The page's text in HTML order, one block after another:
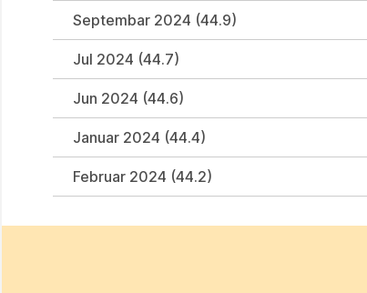
Septembar 2024 (44.9)
Jul 2024 (44.7)
Jun 2024 (44.6)
Januar 2024 (44.4)
Februar 2024 (44.2)